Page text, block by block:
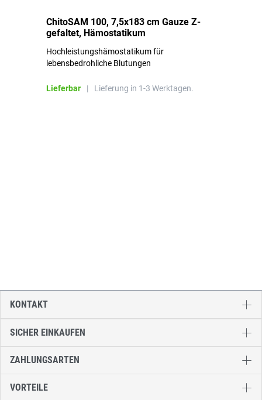
ChitoSAM 100, 7,5x183 cm Gauze Z-
gefaltet, Hämostatikum
Hochleistungshämostatikum für
lebensbedrohliche Blutungen
Lieferbar | Lieferung in 1-3 Werktagen.
SICHER EINKAUFEN
ZAHLUNGSARTEN
VORTEILE
KONTAKT